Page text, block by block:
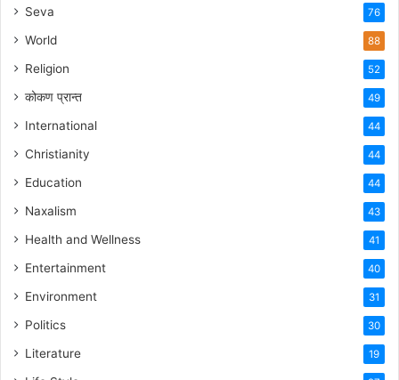
Seva 76
World 88
Religion 52
कोकण प्रान्त 49
International 44
Christianity 44
Education 44
Naxalism 43
Health and Wellness 41
Entertainment 40
Environment 31
Politics 30
Literature 19